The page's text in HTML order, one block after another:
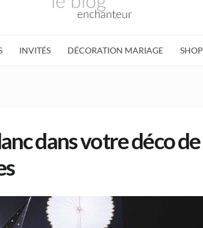
INVITÉS DÉCORATION MARIAGE SHOP
dans votre déco de